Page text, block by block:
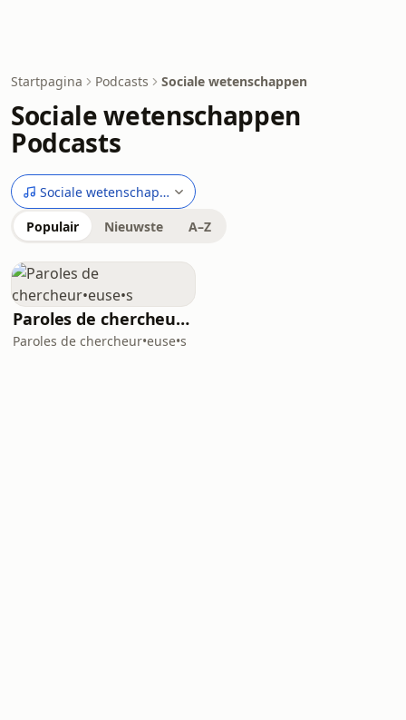
Startpagina Podcasts Sociale wetenschappen
Sociale wetenschappen
Podcasts
Sociale wetenschappen
Populair Nieuwste A–Z
Paroles de chercheur•euse•s
Paroles de chercheur•euse•s